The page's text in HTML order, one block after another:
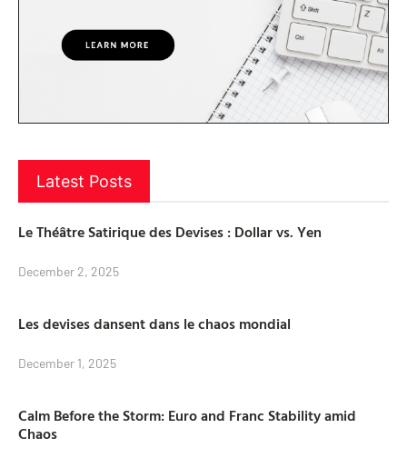
Latest Posts
Le Théâtre Satirique des Devises : Dollar vs. Yen
December 2, 2025
Les devises dansent dans le chaos mondial
December 1, 2025
Calm Before the Storm: Euro and Franc Stability amid
Chaos